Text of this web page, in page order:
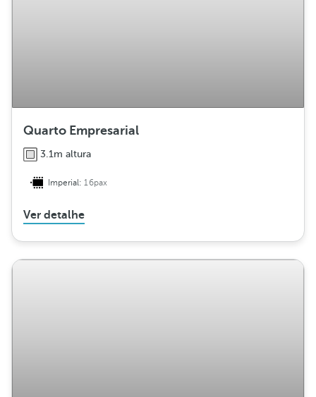
Quarto Empresarial
3.1m altura
Imperial:16pax
Ver detalhe